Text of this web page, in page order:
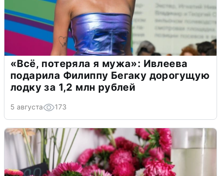
«Всё, потеряла я мужа»: Ивлеева
подарила Филиппу Бегаку дорогущую
лодку за 1,2 млн рублей
5 августа 173